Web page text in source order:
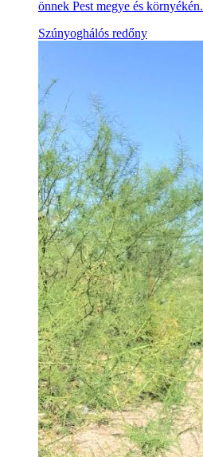
önnek Pest megye és környékén.
Szúnyoghálós redőny